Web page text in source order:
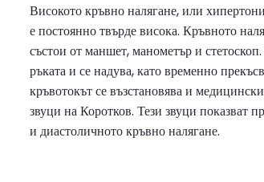
Високото кръвно налягане, или
е постоянно твърде висока. Кръвното
състои от маншет, манометър и
ръката и се надува, като временно
кръвотокът се възстановява и
звуци на Коротков. Тези звуци показват
и диастоличното кръвно налягане.